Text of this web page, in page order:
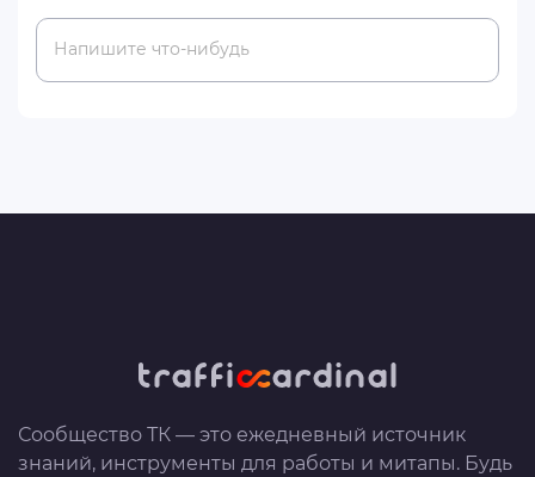
Напишите что-нибудь
Сообщество ТК — это ежедневный источник
знаний, инструменты для работы и митапы. Будь